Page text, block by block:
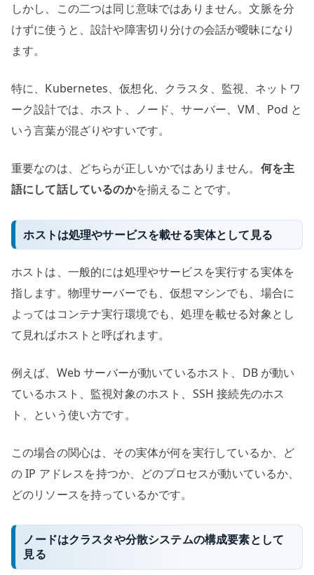
て
考
る
の
しかし、この二つは同じ意味ではありません。文脈を分
けずに使うと、設計や障害切り分けの会話が曖昧になり
ます。
特に、Kubernetes、仮想化、クラスタ、監視、ネットワ
ーク設計では、ホスト、ノード、サーバー、VM、Pod と
いう言葉が混ざりやすいです。
重要なのは、どちらが正しいかではありません。 何を主
語にして話しているのかを揃えることです。
ホストは処理やサービスを載せる実体として見る
ホストは、一般的には処理やサービスを実行する実体を
指します。物理サーバーでも、仮想マシンでも、場合に
よってはコンテナ実行環境でも、処理を載せる対象とし
て見ればホストと呼ばれます。
例えば、Web サーバーが動いているホスト、DB が動い
ているホスト、監視対象のホスト、SSH 接続先のホス
ト、という使い方です。
この場合の関心は、その実体が何を実行しているか、ど
の IP アドレスを持つか、どのプロセスが動いているか、
どのリソースを持っているかです。
ノードはクラスタや分散システムの構成要素として
見る